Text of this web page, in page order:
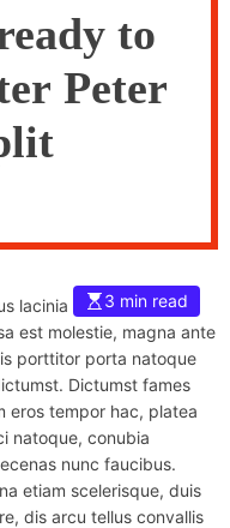
to
Peter
3 min read
lacinia neque tristique
est molestie, magna ante
porttitor porta natoque
Dictumst fames
eros tempor hac, platea
natoque, conubia
nunc faucibus.
etiam scelerisque, duis
dis arcu tellus convallis